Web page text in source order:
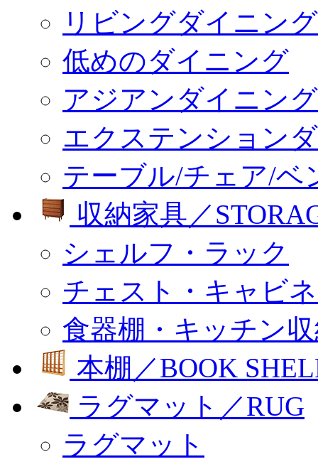
リビングダイニン
低めのダイニング
アジアンダイニング
エクステンション
テーブル/チェア/ベ
収納家具／
シェルフ・ラック
チェスト・キャビ
食器棚・キッチン
本棚／BOOK
ラグマット／RUG
ラグマット